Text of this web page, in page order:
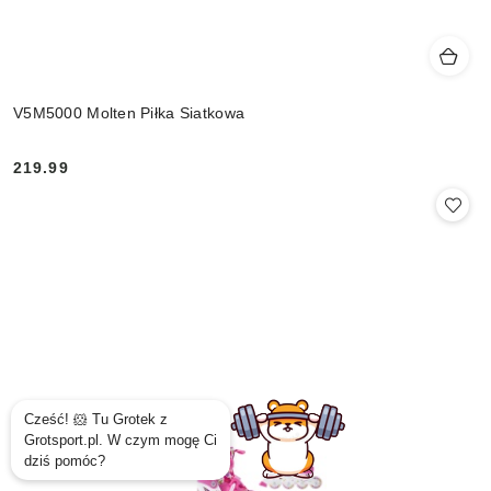
V5M5000 Molten Piłka Siatkowa
Cena:
219.99